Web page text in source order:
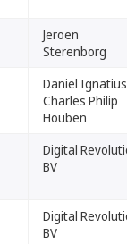
Jeroen
Sterenborg
Daniël Ignatius
Charles Philip
Houben
Digital
BV
Digital
BV